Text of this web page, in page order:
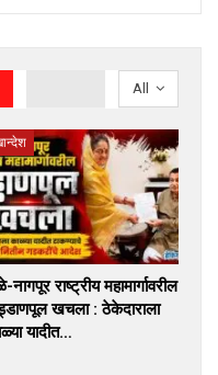
All
नागपूर राष्ट्रीय महामार्गावरील
खचला : ठेकेदाराला
यादीत…